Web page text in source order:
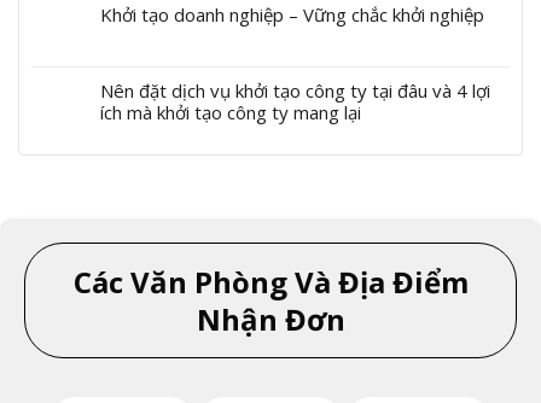
Khởi tạo doanh nghiệp – Vững chắc khởi nghiệp
Nên đặt dịch vụ khởi tạo công ty tại đâu và 4 lợi
ích mà khởi tạo công ty mang lại
Các Văn Phòng Và Địa Điểm
Nhận Đơn